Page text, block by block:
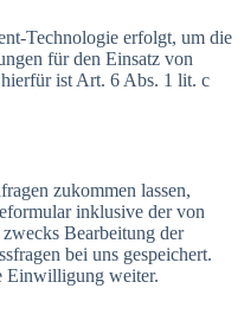
Technologie erfolgt, um die
für den Einsatz von
ist Art. 6 Abs. 1 lit. c
zukommen lassen,
inklusive der von
Bearbeitung der
bei uns gespeichert.
Einwilligung weiter.